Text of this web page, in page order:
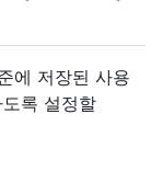
에 저장된 사용
록 설정할